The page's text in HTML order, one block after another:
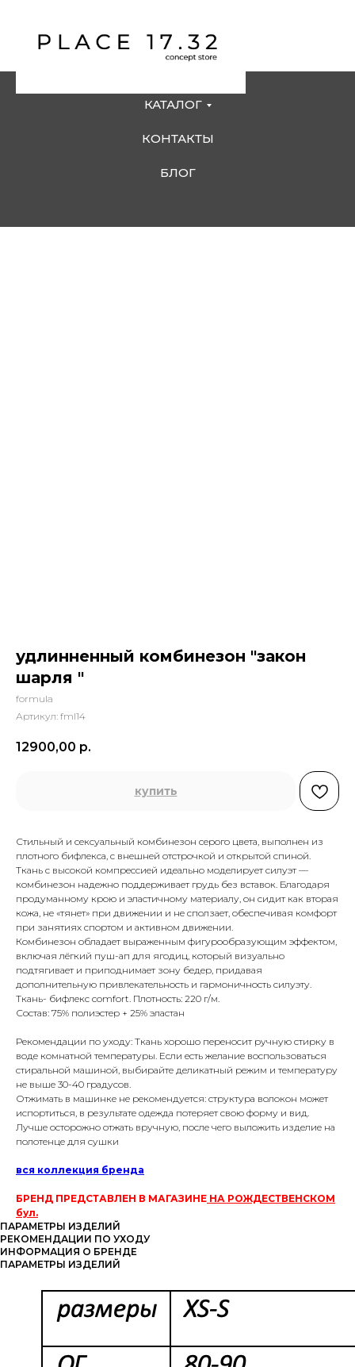
КАТАЛОГ
КОНТАКТЫ
БЛОГ
удлинненный комбинезон "закон
шарля "
formula
Артикул: fml14
12900,00 р.
купить
Стильный и сексуальный комбинезон серого цвета, выполнен из
плотного бифлекса, с внешней отстрочкой и открытой спиной.
Ткань с высокой компрессией идеально моделирует силуэт —
комбинезон надежно поддерживает грудь без вставок. Благодаря
продуманному крою и эластичному материалу, он сидит как вторая
кожа, не «тянет» при движении и не сползает, обеспечивая комфорт
при занятиях спортом и активном движении.
Комбинезон обладает выраженным фигурообразующим эффектом,
включая лёгкий пуш-ап для ягодиц, который визуально
подтягивает и приподнимает зону бедер, придавая
дополнительную привлекательность и гармоничность силуэту.
Ткань- бифлекс comfort. Плотность: 220 г/м.
Состав: 75% полиэстер + 25% эластан
Рекомендации по уходу: Ткань хорошо переносит ручную стирку в
воде комнатной температуры. Если есть желание воспользоваться
стиральной машиной, выбирайте деликатный режим и температуру
не выше 30-40 градусов.
Отжимать в машинке не рекомендуется: структура волокон может
испортиться, в результате одежда потеряет свою форму и вид.
Лучше осторожно отжать вручную, после чего выложить изделие на
полотенце для сушки
вся коллекция бренда
БРЕНД ПРЕДСТАВЛЕН В МАГАЗИНЕ НА РОЖДЕСТВЕНСКОМ
бул.
ПАРАМЕТРЫ ИЗДЕЛИЙ
РЕКОМЕНДАЦИИ ПО УХОДУ
ИНФОРМАЦИЯ О БРЕНДЕ
ПАРАМЕТРЫ ИЗДЕЛИЙ